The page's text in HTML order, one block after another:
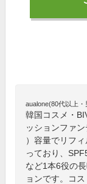
aualone(80代以上・
韓国コスメ・
ッションファ
）容量でリフ
っており、
など1本6役の
ョンです。コ